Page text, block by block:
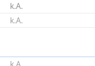
k.A.
k.A.